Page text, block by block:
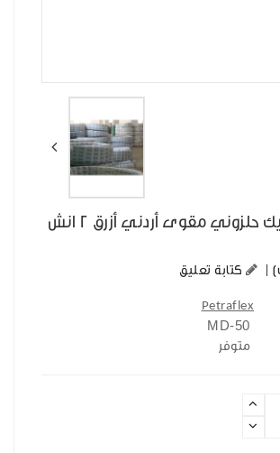
حلزوني مقوى أردني أزرق 2 انش
كتابة تعليق
Petraflex
متوفر